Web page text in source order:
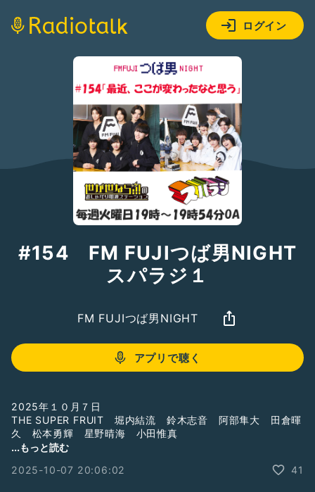
ログイン
#154 FM FUJIつば男NIGHT
スパラジ１
FM FUJIつば男NIGHT
アプリで聴く
2025年１０月７日
THE SUPER FRUIT 堀内結流 鈴木志音 阿部隼大 田倉暉
久 松本勇輝 星野晴海 小田惟真
#つば男
...もっと読む
2025-10-07 20:06:02
41